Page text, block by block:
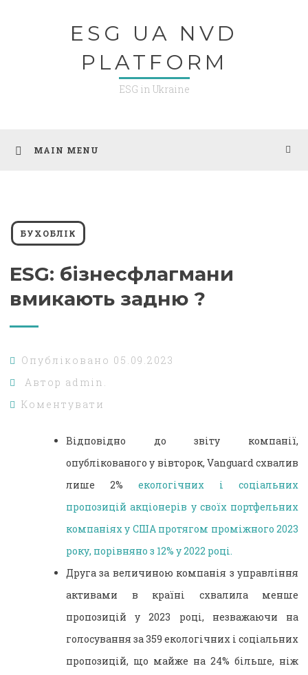
ESG UA NVD
PLATFORM
ESG in Ukraine
MAIN MENU
БУХОБЛІК
ESG: бізнесфлагмани
вмикають задню ?
Опубліковано 05.09.2023
Автор admin.
Коментувати
Відповідно до звіту компанії,
опублікованого у вівторок, Vanguard схвалив
лише 2% екологічних і соціальних
пропозицій акціонерів у своїх портфельних
компаніях у США протягом проміжного 2023
року, порівняно з 12% у 2022 році.
Друга за величиною компанія з управління
активами в країні схвалила менше
пропозицій у 2023 році, незважаючи на
голосування за 359 екологічних і соціальних
пропозицій, що майже на 24% більше, ніж